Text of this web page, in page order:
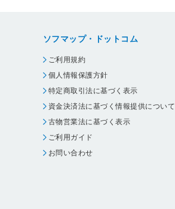
ソフマップ・ドットコム
ご利用規約
個人情報保護方針
特定商取引法に基づく表示
資金決済法に基づく情報提供について
古物営業法に基づく表示
ご利用ガイド
お問い合わせ